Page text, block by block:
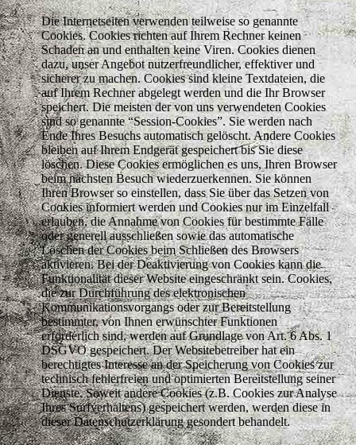
Die Internetseiten verwenden teilweise so genannte
Cookies. Cookies richten auf Ihrem Rechner keinen
Schaden an und enthalten keine Viren. Cookies dienen
dazu, unser Angebot nutzerfreundlicher, effektiver und
sicherer zu machen. Cookies sind kleine Textdateien, die
auf Ihrem Rechner abgelegt werden und die Ihr Browser
speichert. Die meisten der von uns verwendeten Cookies
sind so genannte “Session-Cookies”. Sie werden nach
Ende Ihres Besuchs automatisch gelöscht. Andere Cookies
bleiben auf Ihrem Endgerät gespeichert bis Sie diese
löschen. Diese Cookies ermöglichen es uns, Ihren Browser
beim nächsten Besuch wiederzuerkennen. Sie können
Ihren Browser so einstellen, dass Sie über das Setzen von
Cookies informiert werden und Cookies nur im Einzelfall
erlauben, die Annahme von Cookies für bestimmte Fälle
oder generell ausschließen sowie das automatische
Löschen der Cookies beim Schließen des Browsers
aktivieren. Bei der Deaktivierung von Cookies kann die
Funktionalität dieser Website eingeschränkt sein. Cookies,
die zur Durchführung des elektronischen
Kommunikationsvorgangs oder zur Bereitstellung
bestimmter, von Ihnen erwünschter Funktionen
erforderlich sind, werden auf Grundlage von Art. 6 Abs. 1
DSGVO gespeichert. Der Websitebetreiber hat ein
berechtigtes Interesse an der Speicherung von Cookies zur
technisch fehlerfreien und optimierten Bereitstellung seiner
Dienste. Soweit andere Cookies (z.B. Cookies zur Analyse
Ihres Surfverhaltens) gespeichert werden, werden diese in
dieser Datenschutzerklärung gesondert behandelt.